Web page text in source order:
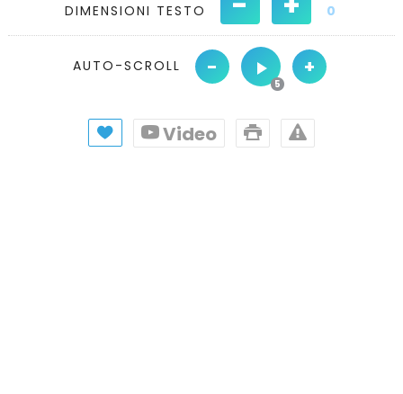
DIMENSIONI TESTO 0
AUTO-SCROLL - +
Video